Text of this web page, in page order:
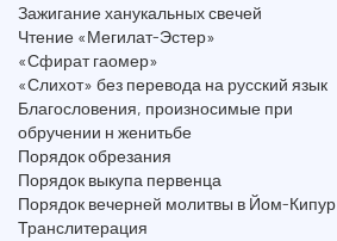
Зажигание ханукальных свечей
Чтение «Мегилат-Эстер»
«Сфират гаомер»
«Слихот» без перевода на русский язык
Благословения, произносимые при
обручении н женитьбе
Порядок обрезания
Порядок выкупа первенца
Порядок вечерней молитвы в Йом-Кипур
Транслитерация